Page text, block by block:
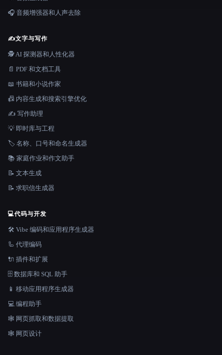
🎧 音频增强器和人声去除
✍️文字与写作
🕵️ AI 探测器和人性化器
📄 PDF 和文档工具
📖 书籍和小说作家
📠 内容生成和搜索引擎优化
✍️ 写作助理
💡 即时库与工程
🏷️ 名称、口号和命名生成器
📚 家庭作业和作文助手
📝 文本生成
📝 求职信生成器
💻代码与开发
🛠️ Vibe 编码和应用程序生成器
🦾 代理编码
🔌 插件和扩展
🗄️ 数据库和 SQL 助手
📱 移动应用程序生成器
💻 编程助手
🕸️ 网页抓取和数据提取
🕸 网页设计